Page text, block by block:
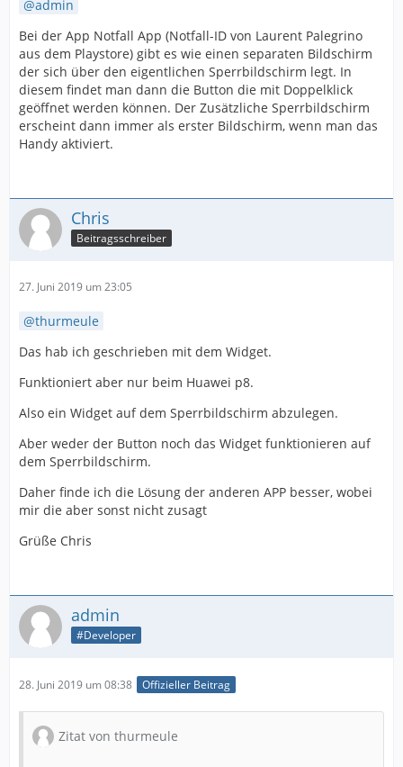
admin
Bei der App Notfall App (Notfall-ID von Laurent Palegrino
aus dem Playstore) gibt es wie einen separaten Bildschirm
der sich über den eigentlichen Sperrbildschirm legt. In
diesem findet man dann die Button die mit Doppelklick
geöffnet werden können. Der Zusätzliche Sperrbildschirm
erscheint dann immer als erster Bildschirm, wenn man das
Handy aktiviert.
Chris
Beitragsschreiber
27. Juni 2019 um 23:05
thurmeule
Das hab ich geschrieben mit dem Widget.
Funktioniert aber nur beim Huawei p8.
Also ein Widget auf dem Sperrbildschirm abzulegen.
Aber weder der Button noch das Widget funktionieren auf
dem Sperrbildschirm.
Daher finde ich die Lösung der anderen APP besser, wobei
mir die aber sonst nicht zusagt
Grüße Chris
admin
#Developer
28. Juni 2019 um 08:38 Offizieller Beitrag
Zitat von thurmeule